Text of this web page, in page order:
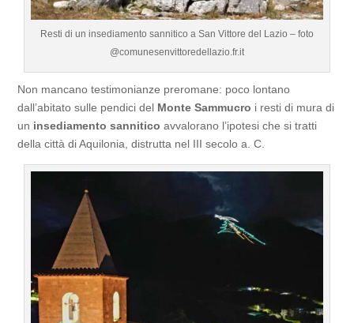
Resti di un insediamento sannitico a San Vittore del Lazio – foto
@comunesenvittoredellazio.fr.it
Non mancano testimonianze preromane: poco lontano
dall’abitato sulle pendici del Monte Sammucro i resti di mura di
un insediamento sannitico avvalorano l’ipotesi che si tratti
della città di Aquilonia, distrutta nel III secolo a. C.